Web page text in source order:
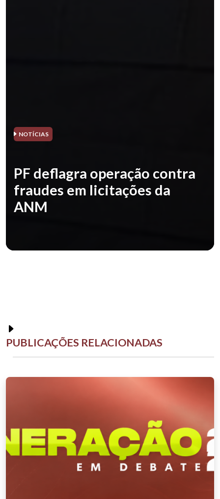
NOTÍCIAS
PF deflagra operação contra
fraudes em licitações da
ANM
PUBLICAÇÕES RELACIONADAS